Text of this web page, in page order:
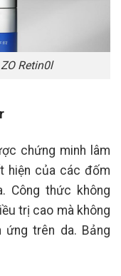
Retin0l
chứng minh lâm
hiện của các đốm
Công thức không
trị cao mà không
trên da. Bảng